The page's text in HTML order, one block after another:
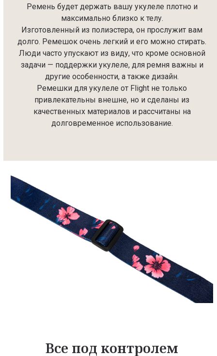
Ремень будет держать вашу укулеле плотно и
максимально близко к телу.
Изготовленный из полиэстера, он прослужит вам
долго. Ремешок очень легкий и его можно стирать.
Люди часто упускают из виду, что кроме основной
задачи — поддержки укулеле, для ремня важны и
другие особенности, а также дизайн.
Ремешки для укулеле от Flight не только
привлекательны внешне, но и сделаны из
качественных материалов и рассчитаны на
долговременное использование.
Все под контролем